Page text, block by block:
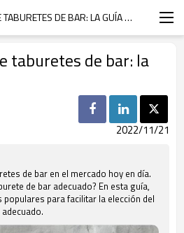
TIPOS Y ESTILOS DE TABURETES DE BAR: LA GUÍA DEFINITIVA
taburetes de bar: la
2022/11/21
de bar en el mercado hoy en día.
de bar adecuado? En esta guía,
para facilitar la elección del